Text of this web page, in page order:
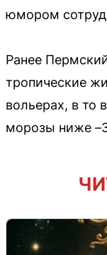
юмором
Ранее
тропические
вольерах, в то
морозы ниже